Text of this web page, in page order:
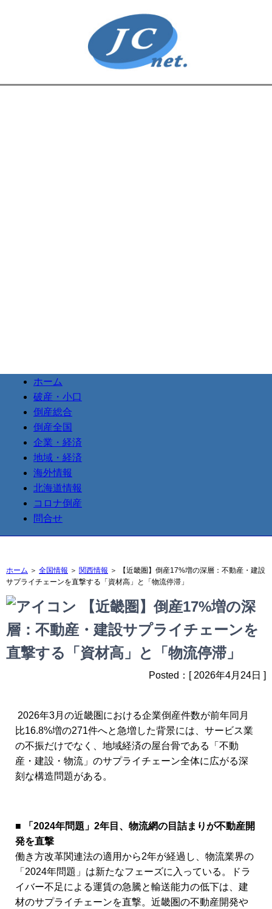
ホーム
破産・小口
倒産総合
倒産全国
企業・経済
地域・経済
海外情報
北海道情報
コロナ倒産
問合せ
ホーム ＞ 全国情報 ＞ 関西情報 ＞ 【近畿圏】倒産17%増の深層：不動産・建設
サプライチェーンを直撃する「資材高」と「物流停滞」
【近畿圏】倒産17%増の深
層：不動産・建設サプライチェーンを
直撃する「資材高」と「物流停滞」
Posted：[ 2026年4月24日 ]
2026年3月の近畿圏における企業倒産件数が前年同月
比16.8%増の271件へと急増した背景には、サービス業
の不振だけでなく、地域経済の屋台骨である「不動
産・建設・物流」のサプライチェーン全体に広がる深
刻な構造問題がある。
■ 「2024年問題」2年目、物流網の目詰まりが不動産開
発を直撃
働き方改革関連法の適用から2年が経過し、物流業界の
「2024年問題」は新たなフェーズに入っている。ドラ
イバー不足による運賃の急騰と輸送能力の低下は、建
材のサプライチェーンを直撃。近畿圏の不動産開発や